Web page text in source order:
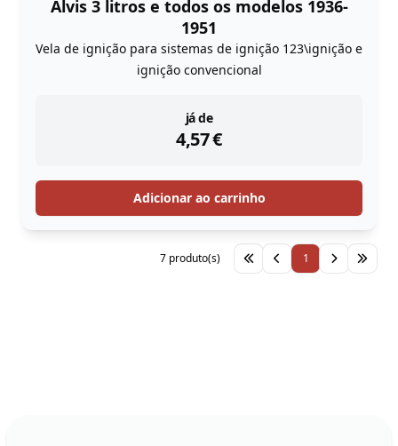
Alvis 3 litros e todos os modelos 1936-
1951
Vela de ignição para sistemas de ignição 123\ignição e
ignição convencional
já de
4,57€
instock
Adicionar ao carrinho
1
7 produto(s)